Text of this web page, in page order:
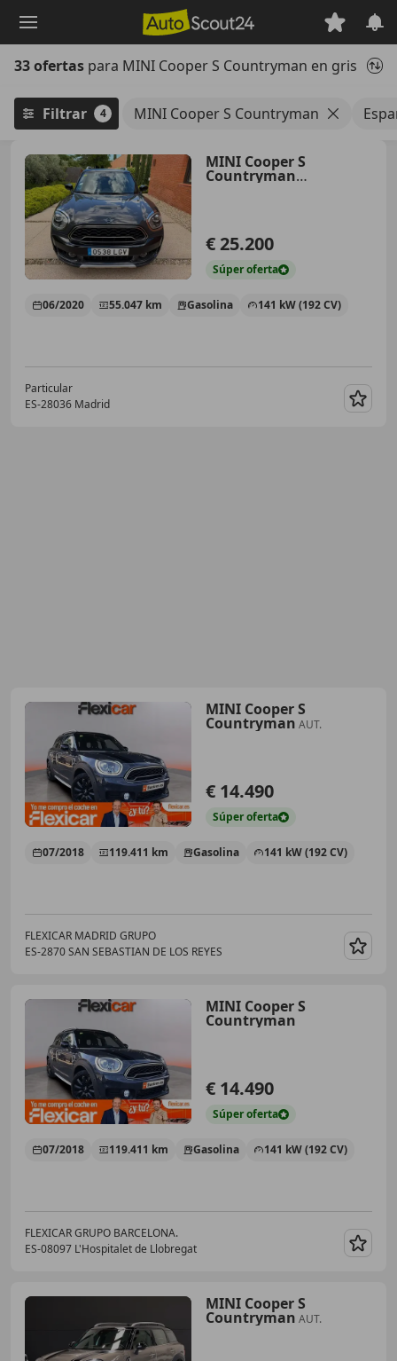
principal
33 ofertas para MINI Cooper S Countryman en gris
Filtrar 4 MINI Cooper S Countryman
MINI Cooper S
Countryman
€ 25.200
Súperoferta
06/2020 55.047 km Gasolina 141 kW (192 CV)
Particular
ES-28036 Madrid
MINI Cooper S
Countryman AUT.
€ 14.490
Súperoferta
07/2018 119.411 km Gasolina 141 kW (192 CV)
FLEXICAR MADRID GRUPO
ES-2870 SAN SEBASTIAN DE LOS REYES
MINI Cooper S
Countryman
€ 14.490
Súperoferta
07/2018 119.411 km Gasolina 141 kW (192 CV)
FLEXICAR GRUPO BARCELONA.
ES-08097 L'Hospitalet de Llobregat
MINI Cooper S
Countryman AUT.